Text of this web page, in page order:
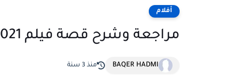
أفلام
مراجعة وشرح قصة فيلم Nobody 2021 لا أحد !!!
BAQER HADMI منذ 3 سنة